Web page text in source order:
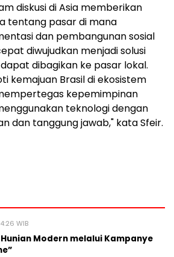
diskusi di Asia memberikan
tentang pasar di mana
dan pembangunan sosial
diwujudkan menjadi solusi
dibagikan ke pasar lokal.
kemajuan Brasil di ekosistem
kepemimpinan
teknologi dengan
dan tanggung jawab," kata Sfeir.
WIB
Modern melalui Kampanye